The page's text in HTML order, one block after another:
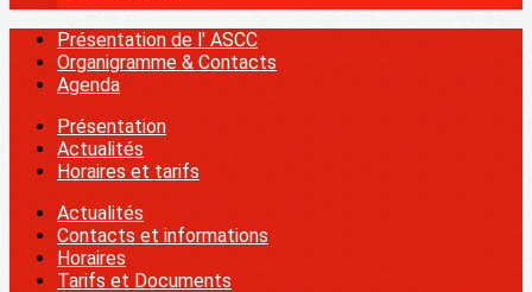
Présentation de l' ASCC
Organigramme & Contacts
Agenda
Présentation
Actualités
Horaires et tarifs
Actualités
Contacts et informations
Horaires
Tarifs et Documents